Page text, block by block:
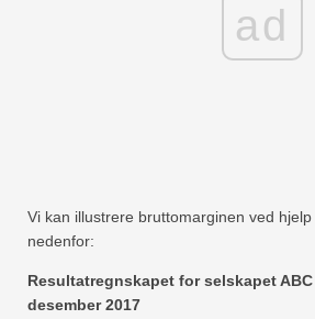
ad
Vi kan illustrere bruttomarginen ved
nedenfor:
Resultatregnskapet for selskapet
desember 2017